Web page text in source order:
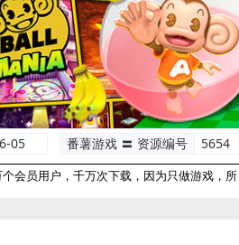
05 番薯游戏 〓 资源编号 5654
会员用户，千万次下载，因为只做游戏，所